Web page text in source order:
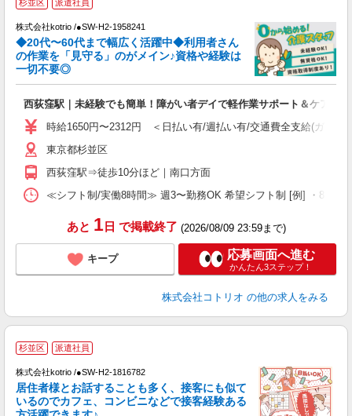
杉並区 派遣社員
株式会社kotrio /●SW-H2-1958241
◆20代〜60代まで幅広く活躍中◆利用者さん
の作業を「見守る」のがメイン♪資格や経験は
一切不要◎
西荻窪駅｜未経験でも簡単！障がい者デイで軽作業サポート＆ケア
時給1650円〜2312円 ＜日払い有/週払い有/交通費全支給(ガソリ
東京都杉並区
西荻窪駅⇒徒歩10分ほど｜南口方面
≪シフト制/実働8時間≫ 週3〜勤務OK 希望シフト制 [例] ・8:00
あと 1日 で掲載終了 (2026/08/09 23:59まで)
キープ 応募画面へ進む
かんたん3ステップ！
株式会社コトリオ の他の求人をみる
杉並区 派遣社員
株式会社kotrio /●SW-H2-1816782
居住者様とお話することも多く、接客にも似て
いるのでカフェ、コンビニなどで接客経験ある